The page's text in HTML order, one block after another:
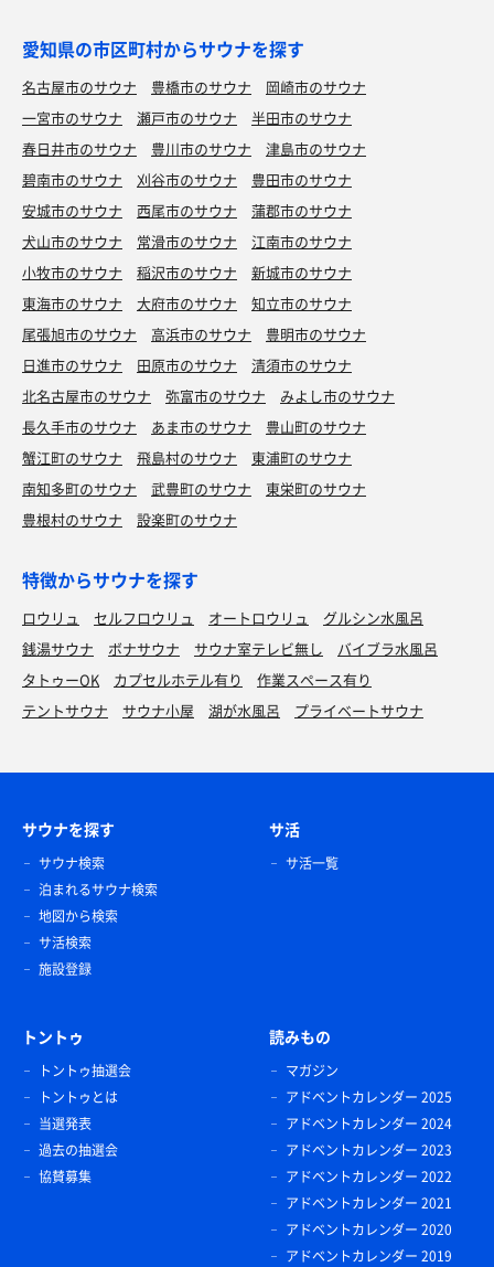
愛知県の市区町村からサウナを探す
名古屋市のサウナ 豊橋市のサウナ
岡崎市のサウナ
一宮市のサウナ
瀬戸市のサウナ
半田市のサウナ
春日井市のサウナ
豊川市のサウナ
津島市のサウナ
碧南市のサウナ
刈谷市のサウナ
豊田市のサウナ
安城市のサウナ
西尾市のサウナ
蒲郡市のサウナ
犬山市のサウナ
常滑市のサウナ
江南市のサウナ
小牧市のサウナ
稲沢市のサウナ
新城市のサウナ
東海市のサウナ
大府市のサウナ
知立市のサウナ
尾張旭市のサウナ
高浜市のサウナ
豊明市のサウナ
日進市のサウナ
田原市のサウナ
清須市のサウナ
北名古屋市のサウナ
弥富市のサウナ
みよし市のサウナ
長久手市のサウナ
あま市のサウナ
豊山町のサウナ
蟹江町のサウナ
飛島村のサウナ
東浦町のサウナ
南知多町のサウナ
武豊町のサウナ
東栄町のサウナ
豊根村のサウナ
設楽町のサウナ
特徴からサウナを探す
ロウリュ セルフロウリュ オートロウリュ
グルシン水風呂
銭湯サウナ
ボナサウナ サウナ室テレビ無し
バイブラ水風呂
タトゥーOK
カプセルホテル有り
作業スペース有り
テントサウナ
サウナ小屋 湖が水風呂 プライベートサウナ
サウナを探す
サウナ検索
泊まれるサウナ検索
地図から検索
サ活検索
施設登録
サ活
サ活一覧
トントゥ
トントゥ抽選会
トントゥとは
当選発表
過去の抽選会
協賛募集
読みもの
マガジン
アドベントカレンダー 2025
アドベントカレンダー 2024
アドベントカレンダー 2023
アドベントカレンダー 2022
アドベントカレンダー 2021
アドベントカレンダー 2020
アドベントカレンダー 2019